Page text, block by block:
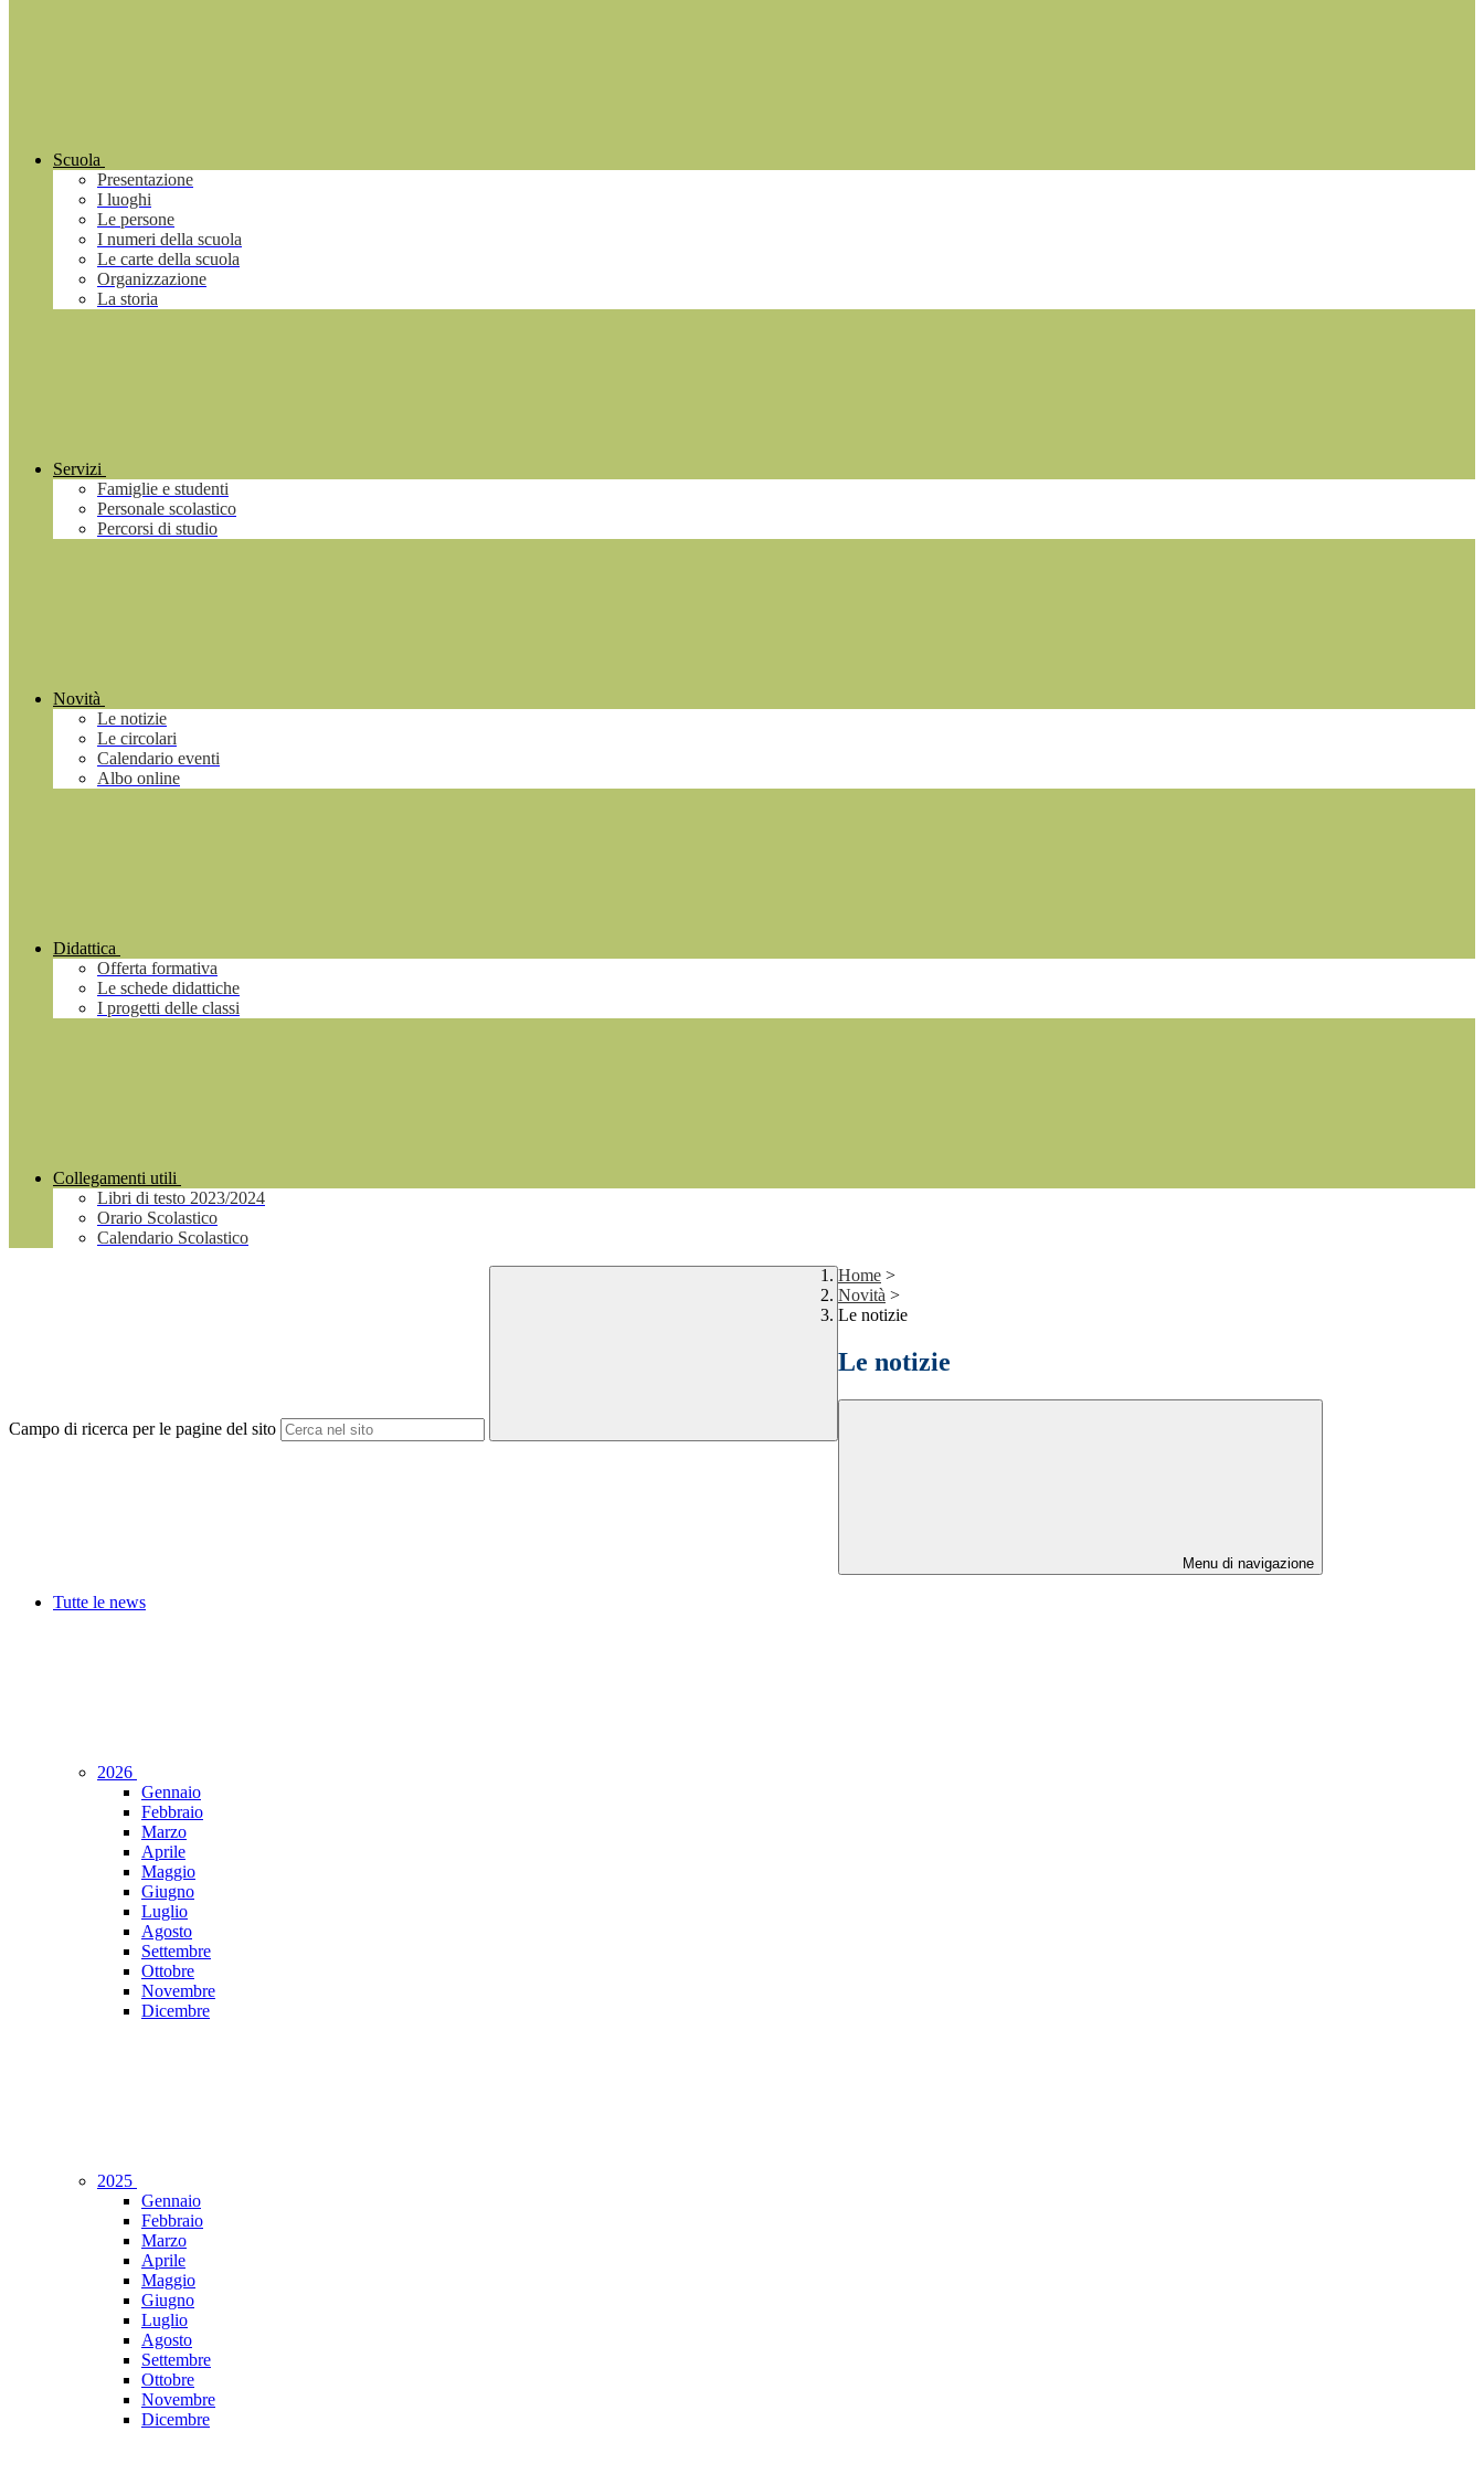
Scuola
Presentazione
I luoghi
Le persone
I numeri della scuola
Le carte della scuola
Organizzazione
La storia
Servizi
Famiglie e studenti
Personale scolastico
Percorsi di studio
Novità
Le notizie
Le circolari
Calendario eventi
Albo online
Didattica
Offerta formativa
Le schede didattiche
I progetti delle classi
Collegamenti utili
Libri di testo 2023/2024
Orario Scolastico
Calendario Scolastico
Campo di ricerca per le pagine del sito
Home >
Novità >
Le notizie
Le notizie
Menu di navigazione
Tutte le news
2026
Gennaio
Febbraio
Marzo
Aprile
Maggio
Giugno
Luglio
Agosto
Settembre
Ottobre
Novembre
Dicembre
2025
Gennaio
Febbraio
Marzo
Aprile
Maggio
Giugno
Luglio
Agosto
Settembre
Ottobre
Novembre
Dicembre